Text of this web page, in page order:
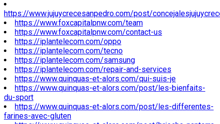
https://www.jujuycrecesanpedro.com/post/
https://www.foxcapitalpnw.com/team
https://www.foxcapitalpnw.com/contact-us
https://iplantelecom.com/oppo
https://iplantelecom.com/tecno
https://iplantelecom.com/samsung
https://iplantelecom.com/repair-and-services
https://www.quinquas-et-alors.com/qui-suis-je
https://www.quinquas-et-alors.com/post/les-bienfaits-
du-sport
https://www.quinquas-et-alors.com/post/les-differentes-
farines-avec-gluten